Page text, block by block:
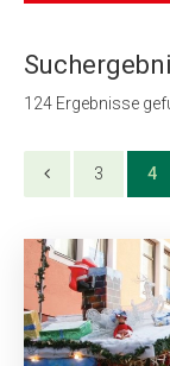
124 Ergebnisse
3 4